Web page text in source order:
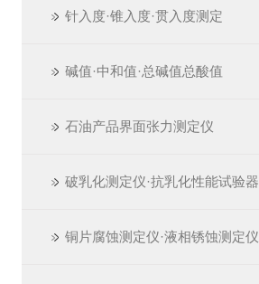
针入度·锥入度·贯入度测定
碱值·中和值·总碱值总酸值
石油产品界面张力测定仪
破乳化测定仪·抗乳化性能试验器
铜片腐蚀测定仪·液相锈蚀测定仪